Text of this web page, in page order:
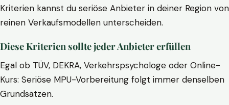
Kriterien kannst du seriöse Anbieter in deiner Region von
reinen Verkaufsmodellen unterscheiden.
Diese Kriterien sollte jeder Anbieter erfüllen
Egal ob TÜV, DEKRA, Verkehrspsychologe oder Online-
Kurs: Seriöse MPU-Vorbereitung folgt immer denselben
Grundsätzen.